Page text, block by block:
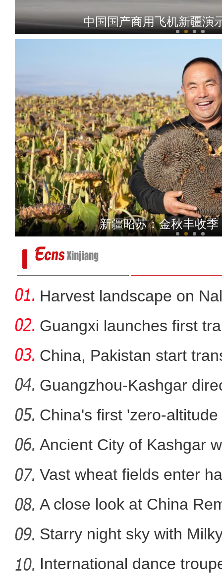
中国国产商用飞机新疆演
中国9架国产商用飞机在新
雨后天山群峰云海翻腾
新疆昭苏：金秋丰收
Harvest landscape on
Guangxi launches first
China, Pakistan start
Guangzhou-Kashgar
China's first 'zero-
Ancient City of Kashgar
Vast wheat fields enter
A close look at China
Starry night sky with
International dance